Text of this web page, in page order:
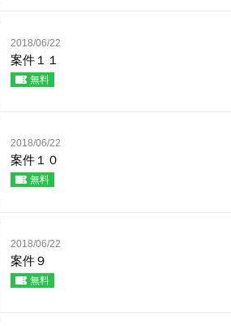
2018/06/22
案件１１
無料
2018/06/22
案件１０
無料
2018/06/22
案件９
無料